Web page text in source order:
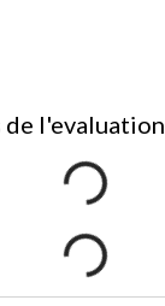
l'evaluation